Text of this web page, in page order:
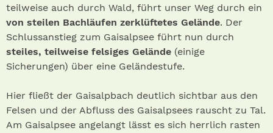
teilweise auch durch Wald, führt unser Weg durch ein
von steilen Bachläufen zerklüftetes Gelände. Der
Schlussanstieg zum Gaisalpsee führt nun durch
steiles, teilweise felsiges Gelände (einige
Sicherungen) über eine Geländestufe.
Hier fließt der Gaisalpbach deutlich sichtbar aus den
Felsen und der Abfluss des Gaisalpsees rauscht zu Tal.
Am Gaisalpsee angelangt lässt es sich herrlich rasten